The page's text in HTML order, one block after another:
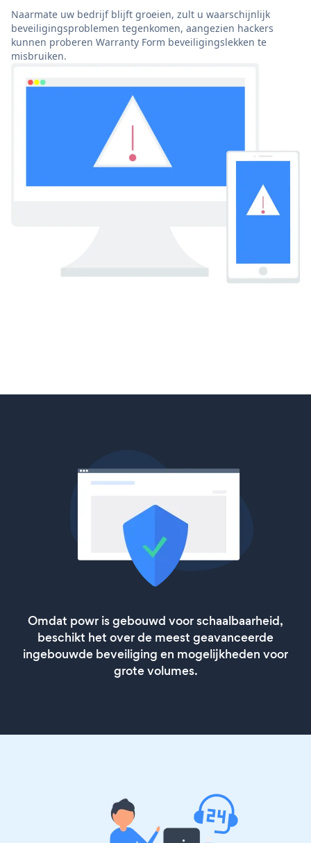
Naarmate uw bedrijf blijft groeien, zult u waarschijnlijk
beveiligingsproblemen tegenkomen, aangezien hackers
kunnen proberen Warranty Form beveiligingslekken te
misbruiken.
Omdat powr is gebouwd voor schaalbaarheid,
beschikt het over de meest geavanceerde
ingebouwde beveiliging en mogelijkheden voor
grote volumes.